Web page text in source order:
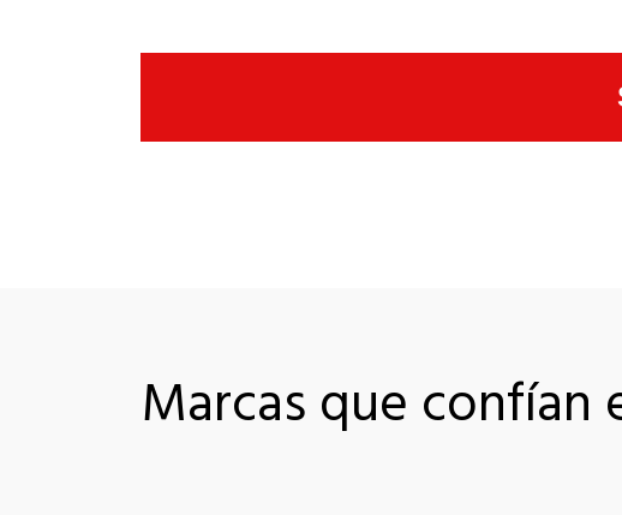
Marcas que confían